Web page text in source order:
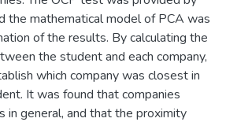
the mathematical model of PCA was
of the results. By calculating the
the student and each company,
which company was closest in
It was found that companies
in general, and that the proximity